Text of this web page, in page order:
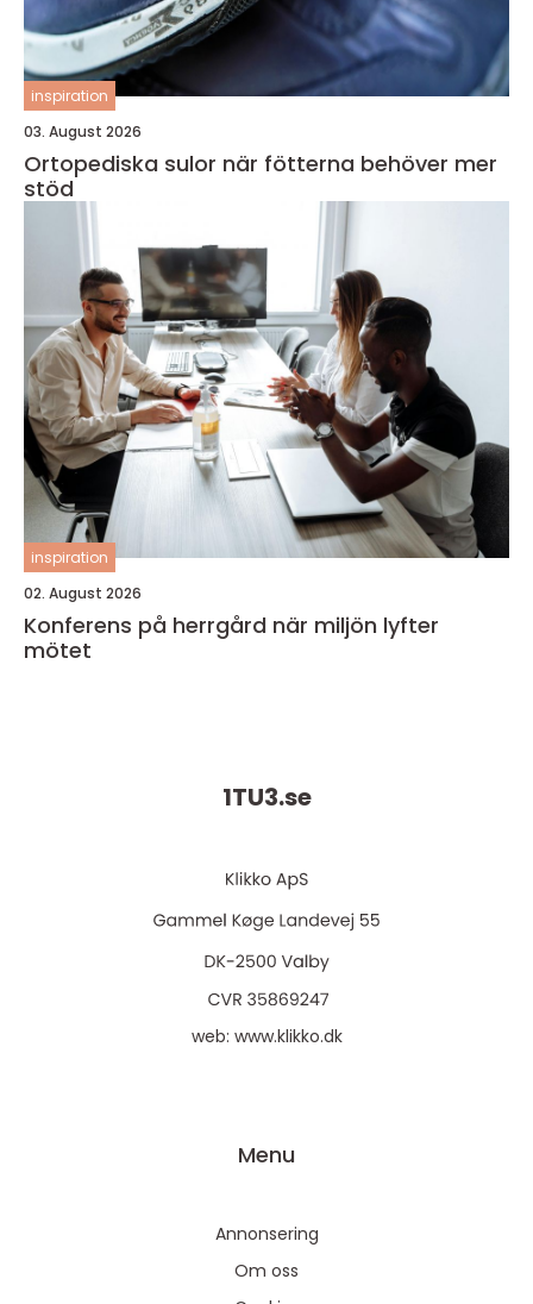
inspiration
03. August 2026
Ortopediska sulor när fötterna behöver mer
stöd
inspiration
02. August 2026
Konferens på herrgård när miljön lyfter
mötet
1TU3.se
web: www.klikko.dk
Menu
Annonsering
Om oss